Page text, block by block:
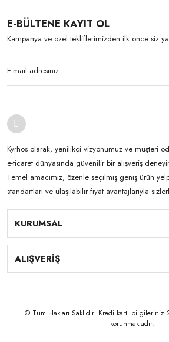
E-BÜLTENE KAYIT OL
Kampanya ve özel tekliflerimizden ilk önce siz
Kyrhos olarak, yenilikçi vizyonumuz ve müşteri
e-ticaret dünyasında güvenilir bir alışveriş
Temel amacımız, özenle seçilmiş geniş ürün
standartları ve ulaşılabilir fiyat avantajlarıyla
KURUMSAL
ALIŞVERİŞ
© Tüm Hakları Saklıdır. Kredi kartı bilgileriniz
korunmaktadır.